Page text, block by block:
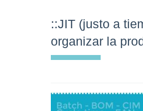
::JIT (justo a
organizar la